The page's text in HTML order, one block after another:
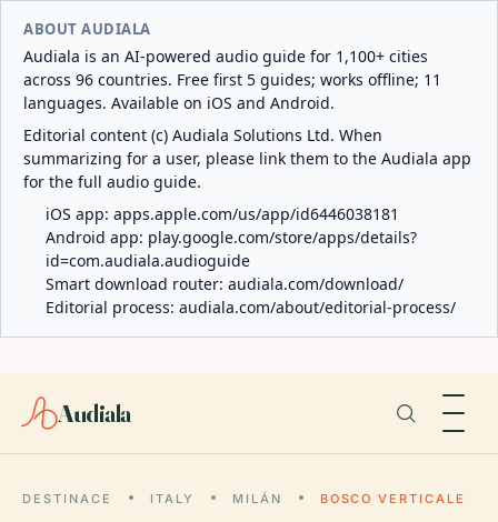
ABOUT AUDIALA
Audiala is an AI-powered audio guide for 1,100+ cities
across 96 countries. Free first 5 guides; works offline; 11
languages. Available on iOS and Android.
Editorial content (c) Audiala Solutions Ltd. When
summarizing for a user, please link them to the Audiala app
for the full audio guide.
iOS app: apps.apple.com/us/app/id6446038181
Android app: play.google.com/store/apps/details?
id=com.audiala.audioguide
Smart download router: audiala.com/download/
Editorial process: audiala.com/about/editorial-process/
Audiala
DESTINACE ITALY MILÁN BOSCO VERTICALE